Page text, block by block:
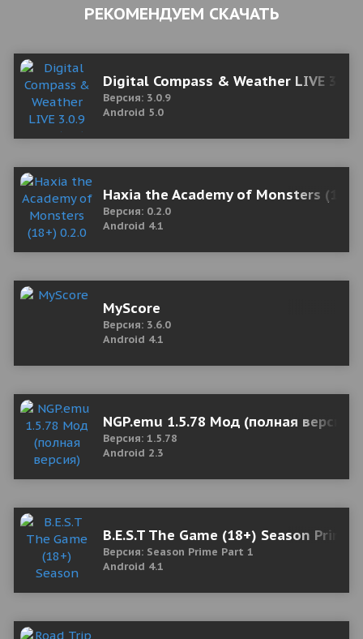
РЕКОМЕНДУЕМ СКАЧАТЬ
Digital Compass & Weather LIVE
Версия: 3.0.9
Android 5.0
Haxia the Academy of Monsters
Версия: 0.2.0
Android 4.1
MyScore
Версия: 3.6.0
Android 4.1
NGP.emu 1.5.78 Мод (полная версия)
Версия: 1.5.78
Android 2.3
B.E.S.T The Game (18+) Season
Версия: Season Prime Part 1
Android 4.1